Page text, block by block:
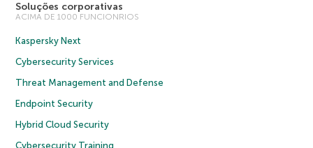
Soluções corporativas
ACIMA DE 1000 FUNCIONRIOS
Kaspersky Next
Cybersecurity Services
Threat Management and Defense
Endpoint Security
Hybrid Cloud Security
Cybersecurity Training